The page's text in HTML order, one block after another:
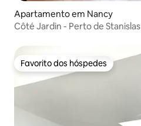
Apartamento em Nancy
Côté Jardin - Perto de Stanislas
Favorito dos hóspedes
Favorito dos hóspedes